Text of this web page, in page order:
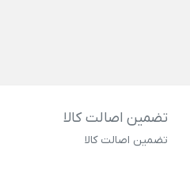
تضمین اصالت کالا
تضمین اصالت کالا